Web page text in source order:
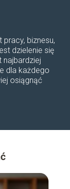
pracy, biznesu,
dzielenie się
najbardziej
dla każdego
osiągnąć